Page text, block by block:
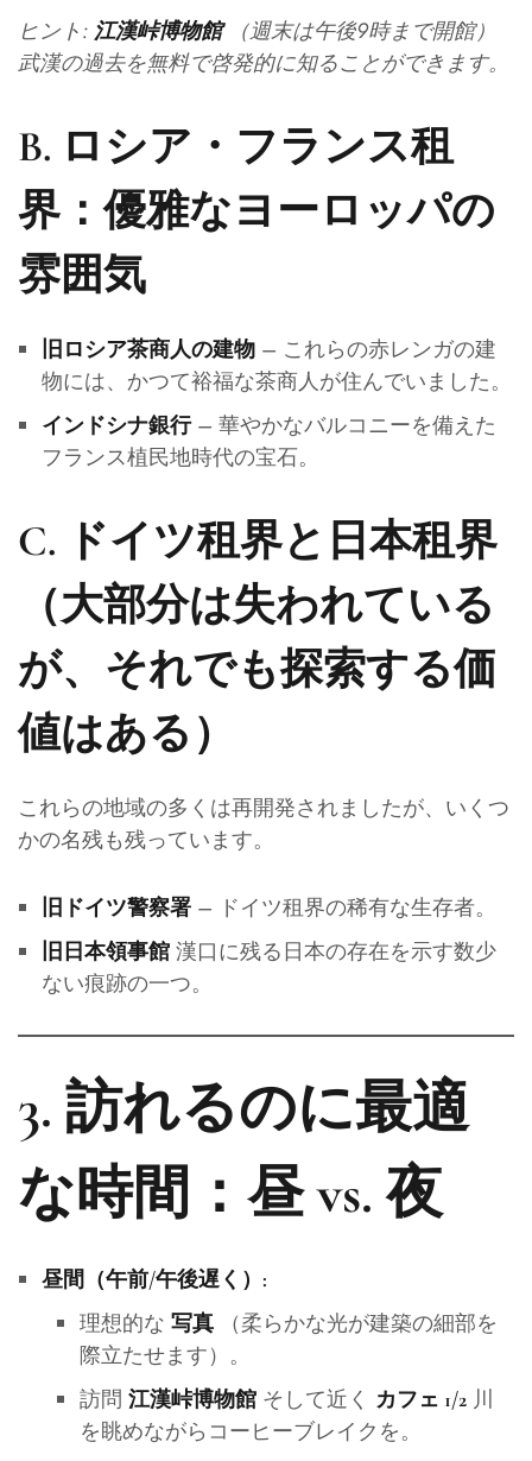
ヒント: 江漢峠博物館（週末は午後9時まで開館）
武漢の過去を無料で啓発的に知ることができます。
B. ロシア・フランス租
界：優雅なヨーロッパの
雰囲気
旧ロシア茶商人の建物– これらの赤レンガの建
物には、かつて裕福な茶商人が住んでいました。
インドシナ銀行– 華やかなバルコニーを備えた
フランス植民地時代の宝石。
C. ドイツ租界と日本租界
（大部分は失われている
が、それでも探索する価
値はある）
これらの地域の多くは再開発されましたが、いくつ
かの名残も残っています。
旧ドイツ警察署– ドイツ租界の稀有な生存者。
旧日本領事館漢口に残る日本の存在を示す数少
ない痕跡の一つ。
3. 訪れるのに最適
な時間：昼 vs. 夜
昼間（午前/午後遅く）:
理想的な 写真（柔らかな光が建築の細部を
際立たせます）。
訪問 江漢峠博物館そして近く カフェ 1/2川
を眺めながらコーヒーブレイクを。